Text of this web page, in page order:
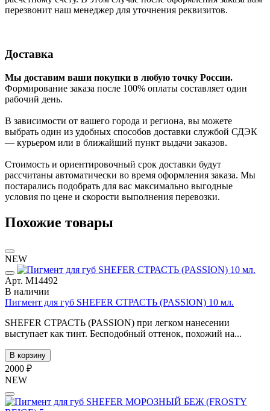
перезвонит наш менеджер для уточнения реквизитов.
Доставка
Мы доставим ваши покупки в любую точку России.
Формирование заказа после 100% оплаты составляет один
рабочий день.
В зависимости от вашего города и региона, вы можете
выбрать один из удобных способов доставки службой СДЭК
— курьером или в ближайший пункт выдачи заказов.
Стоимость и ориентировочный срок доставки будут
рассчитаны автоматически во время оформления заказа. Мы
постарались подобрать для вас максимально выгодные
условия по цене и скорости выполнения перевозки.
Похожие товары
NEW
Арт. М14492
В наличии
Пигмент для губ SHEFER СТРАСТЬ (PASSION) 10 мл.
SHEFER СТРАСТЬ (PASSION) при легком нанесении
выступает как тинт. Бесподобный оттенок, похожий на...
В корзину
2000 ₽
NEW